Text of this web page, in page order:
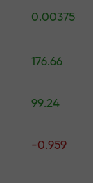
$1,500
0.00375
176.66
99.24
-0.959
Форекс,